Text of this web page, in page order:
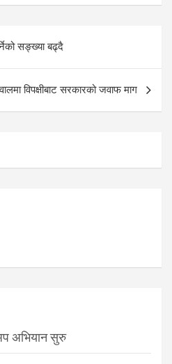
सङ्ख्या बढ्दै
विपक्षीबाट सरकारको जवाफ माग
अभियान सुरु